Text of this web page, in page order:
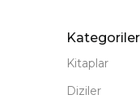
Kategoriler
Kitaplar
Diziler